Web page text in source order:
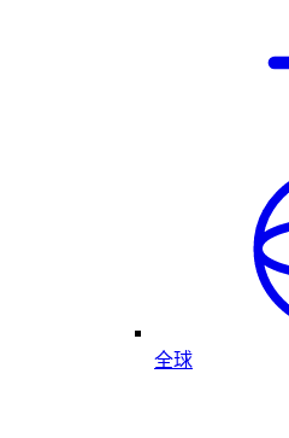
全球